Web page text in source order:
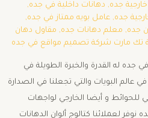
جده, دهانات داخلية في جده,
جده, عامل بويه ممتاز في جده,
جده, معلم دهانات جده, مقاول دهان
تك مارت شركة تصميم مواقع في جده
له القدرة والخبرة الطويلة في
عالم البويات والتي تجعلنا في الصدارة
للحوائط و أيضا الخارجي لواجهات
نوفر لعملائنا كتالوج ألوان الدهانات